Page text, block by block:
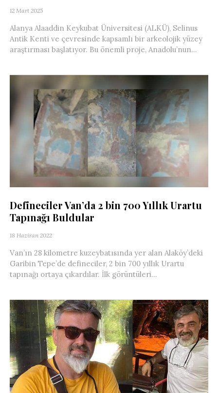
12 Mart 2025
Alanya Alaaddin Keykubat Üniversitesi (ALKÜ), Selinus
Antik Kenti ve çevresinde kapsamlı bir arkeolojik yüzey
araştırması başlatıyor. Bu önemli proje, Anadolu’nun...
Defineciler Van’da 2 bin 700 Yıllık Urartu
Tapınağı Buldular
18 Haziran 2022
Van’ın 28 kilometre kuzeybatısında yer alan Alaköy’deki
Garibin Tepe’de defineciler, 2 bin 700 yıllık Urartu
tapınağı ortaya çıkardılar. İlk görüntüleri...